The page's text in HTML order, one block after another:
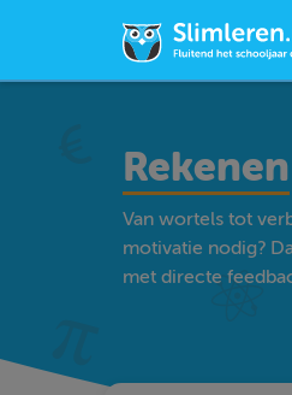
Rekenen
Van wortels tot
motivatie nodig?
met directe